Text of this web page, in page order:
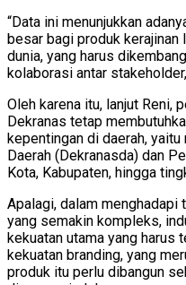
“Data ini menunjukkan
besar bagi produk
dunia, yang harus
kolaborasi antar
Oleh karena itu, lanjut Reni,
Dekranas tetap
kepentingan di daerah,
Daerah (Dekranasda) dan
Kota, Kabupaten, hingga
Apalagi, dalam menghadapi
yang semakin kompleks,
kekuatan utama yang harus
kekuatan branding, yang
produk itu perlu dibangun